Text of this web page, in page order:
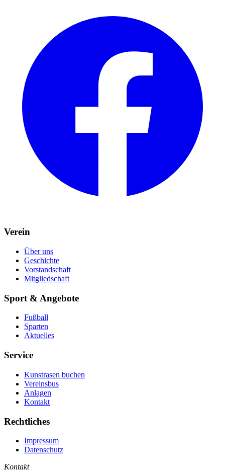
Verein
Über uns
Geschichte
Vorstandschaft
Mitgliedschaft
Sport & Angebote
Fußball
Sparten
Aktuelles
Service
Kunstrasen buchen
Vereinsbus
Anlagen
Kontakt
Rechtliches
Impressum
Datenschutz
Kontakt